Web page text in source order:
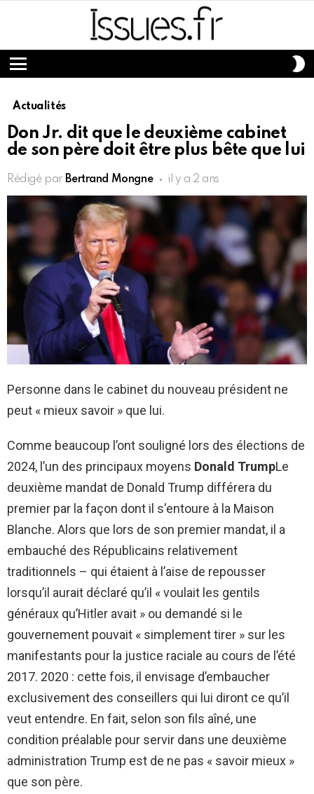
Menu
Actualités
Don Jr. dit que le deuxième cabinet
de son père doit être plus bête que lui
Rédigé par Bertrand Mongne il y a 2 ans
Personne dans le cabinet du nouveau président ne
peut « mieux savoir » que lui.
Comme beaucoup l’ont souligné lors des élections de
2024, l’un des principaux moyens Donald TrumpLe
deuxième mandat de Donald Trump différera du
premier par la façon dont il s'entoure à la Maison
Blanche. Alors que lors de son premier mandat, il a
embauché des Républicains relativement
traditionnels – qui étaient à l’aise de repousser
lorsqu’il aurait déclaré qu’il « voulait les gentils
généraux qu’Hitler avait » ou demandé si le
gouvernement pouvait « simplement tirer » sur les
manifestants pour la justice raciale au cours de l’été
2017. 2020 : cette fois, il envisage d’embaucher
exclusivement des conseillers qui lui diront ce qu’il
veut entendre. En fait, selon son fils aîné, une
condition préalable pour servir dans une deuxième
administration Trump est de ne pas « savoir mieux »
que son père.